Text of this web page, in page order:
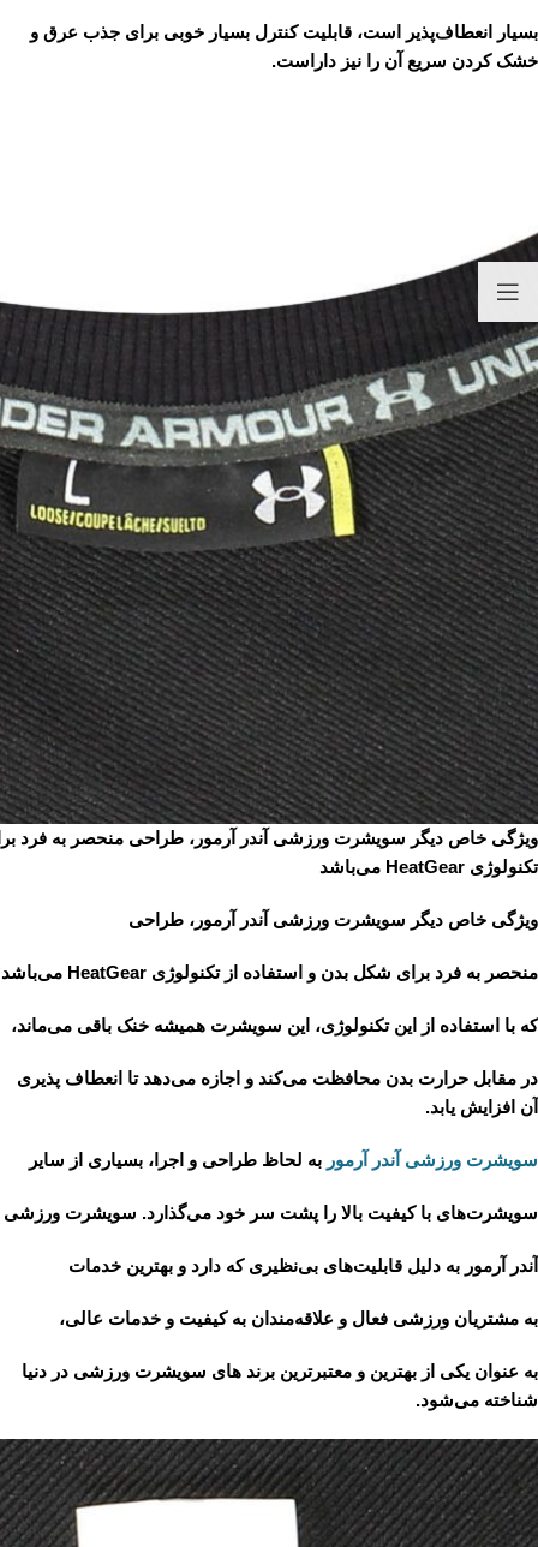
بسیار انعطاف‌پذیر است، قابلیت کنترل بسیار خوبی برای جذب عرق و
خشک کردن سریع آن را نیز داراست.
ویژگی خاص دیگر سویشرت ورزشی آندر آرمور، طراحی منحصر به فرد
تکنولوژی HeatGear می‌باشد
ویژگی خاص دیگر سویشرت ورزشی آندر آرمور، طراحی
منحصر به فرد برای شکل بدن و استفاده از تکنولوژی HeatGear می‌باشد
که با استفاده از این تکنولوژی، این سویشرت همیشه خنک باقی می‌ماند،
در مقابل حرارت بدن محافظت می‌کند و اجازه می‌دهد تا انعطاف پذیری
آن افزایش یابد.
سویشرت ورزشی آندر آرمور به لحاظ طراحی و اجرا، بسیاری از سایر
سویشرت‌های با کیفیت بالا را پشت سر خود می‌گذارد. سویشرت ورزشی
آندر آرمور به دلیل قابلیت‌های بی‌نظیری که دارد و بهترین خدمات
به مشتریان ورزشی فعال و علاقه‌مندان به کیفیت و خدمات عالی،
به عنوان یکی از بهترین و معتبرترین برند های سویشرت ورزشی در دنیا
شناخته می‌شود.